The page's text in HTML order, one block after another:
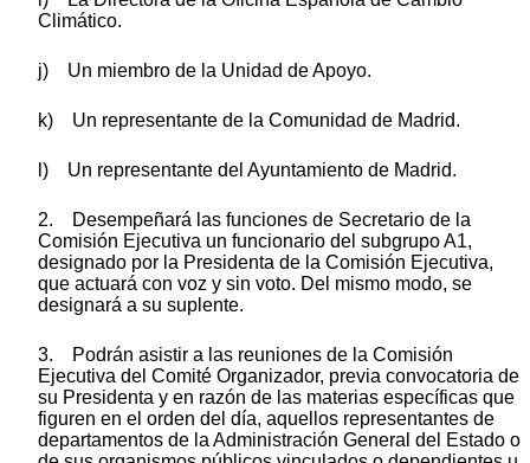
Climático.
j) Un miembro de la Unidad de Apoyo.
k) Un representante de la Comunidad de Madrid.
l) Un representante del Ayuntamiento de Madrid.
2. Desempeñará las funciones de Secretario de la
Comisión Ejecutiva un funcionario del subgrupo A1,
designado por la Presidenta de la Comisión Ejecutiva,
que actuará con voz y sin voto. Del mismo modo, se
designará a su suplente.
3. Podrán asistir a las reuniones de la Comisión
Ejecutiva del Comité Organizador, previa convocatoria de
su Presidenta y en razón de las materias específicas que
figuren en el orden del día, aquellos representantes de
departamentos de la Administración General del Estado o